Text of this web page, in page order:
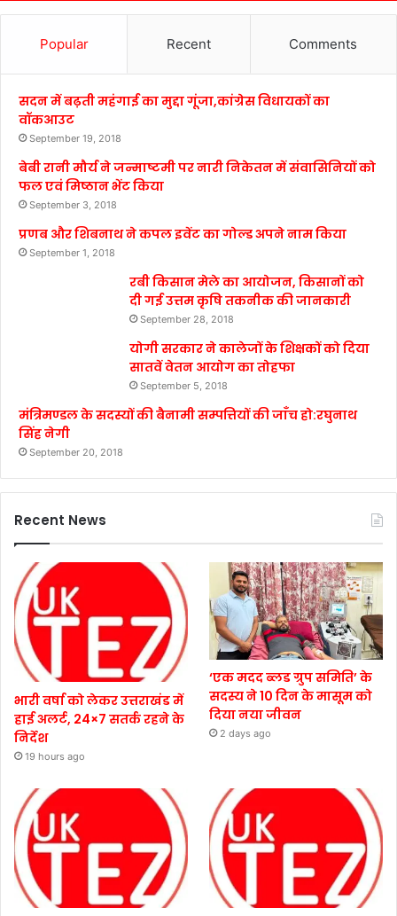
Popular Recent Comments
सदन में बढ़ती महंगाई का मुद्दा गूंजा,कांग्रेस विधायकों का
वॉकआउट
September 19, 2018
बेबी रानी मौर्य ने जन्माष्टमी पर नारी निकेतन में संवासिनियों को
फल एवं मिष्ठान भेंट किया
September 3, 2018
प्रणब और शिबनाथ ने कपल इवेंट का गोल्ड अपने नाम किया
September 1, 2018
रबी किसान मेले का आयोजन, किसानों को
दी गई उत्तम कृषि तकनीक की जानकारी
September 28, 2018
योगी सरकार ने कालेजों के शिक्षकों को दिया
सातवें वेतन आयोग का तोहफा
September 5, 2018
मंत्रिमण्डल के सदस्यों की बैनामी सम्पत्तियों की जाँच हो:रघुनाथ
सिंह नेगी
September 20, 2018
Recent News
भारी वर्षा को लेकर उत्तराखंड में
हाई अलर्ट, 24×7 सतर्क रहने के
निर्देश
19 hours ago
‘एक मदद ब्लड ग्रुप समिति’ के
सदस्य ने 10 दिन के मासूम को
दिया नया जीवन
2 days ago